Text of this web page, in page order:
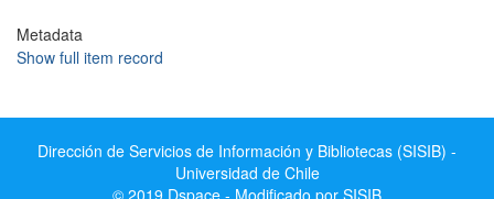
Metadata
Show full item record
Dirección de Servicios de Información y Bibliotecas (SISIB) -
Universidad de Chile
© 2019 Dspace - Modificado por SISIB